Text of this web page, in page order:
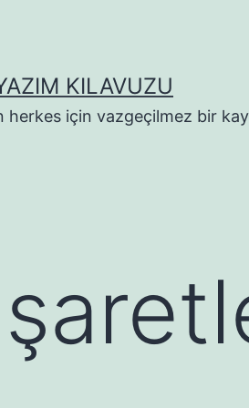
KILAVUZU
herkes için vazgeçilmez bir